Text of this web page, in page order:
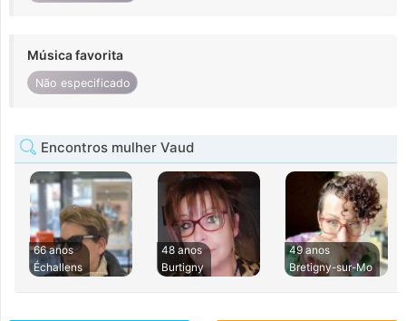
Música favorita
Não especificado
Encontros mulher Vaud
66 anos
Échallens
48 anos
Burtigny
49 anos
Bretigny-sur-Mo